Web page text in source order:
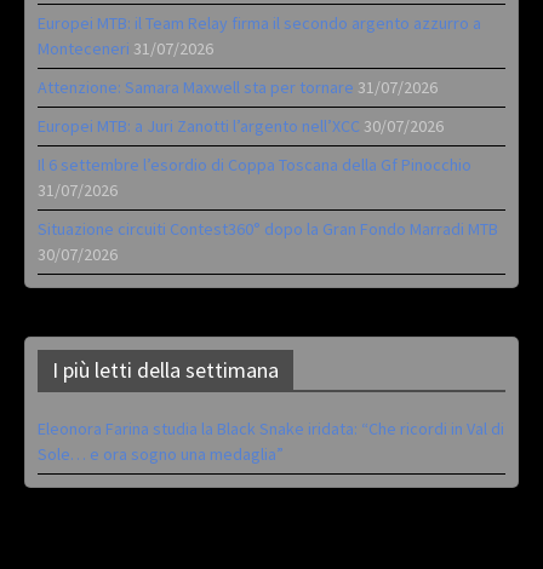
Europei MTB: il Team Relay firma il secondo argento azzurro a
Monteceneri 31/07/2026
Attenzione: Samara Maxwell sta per tornare 31/07/2026
Europei MTB: a Juri Zanotti l’argento nell’XCC 30/07/2026
Il 6 settembre l’esordio di Coppa Toscana della Gf Pinocchio
31/07/2026
Situazione circuiti Contest360° dopo la Gran Fondo Marradi MTB
30/07/2026
I più letti della settimana
Eleonora Farina studia la Black Snake iridata: “Che ricordi in Val di
Sole… e ora sogno una medaglia”